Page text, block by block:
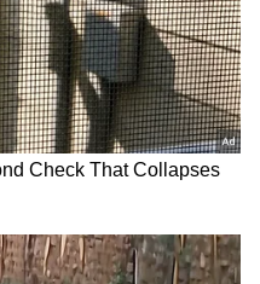
ಮುದುಕ-ಮುದುಕಿಯಾದ
ಅಮೂಲ್ಯ ಗೌಡ & ನಿರಂಜನ್; ರಿಷಿ